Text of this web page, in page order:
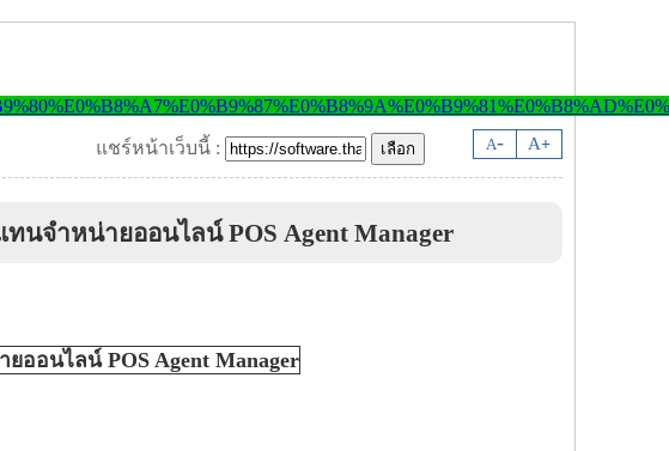
A- A+
แชร์หน้าเว็บนี้ :
นจำหน่ายออนไลน์ POS Agent Manager